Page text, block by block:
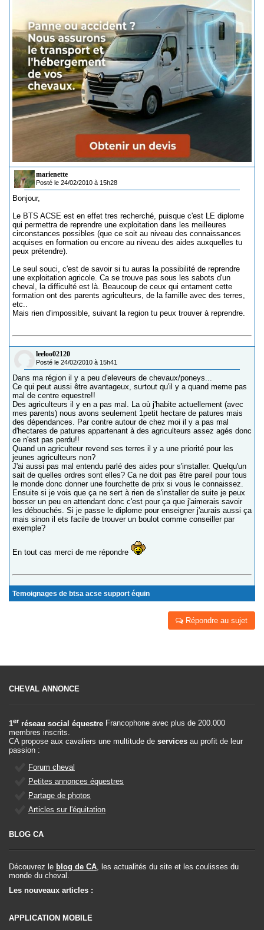
marienette
Posté le 24/02/2010 à 15h28
Bonjour,
Le BTS ACSE est en effet tres recherché, puisque c'est LE diplome
qui permettra de reprendre une exploitation dans les meilleures
circonstances possibles (que ce soit au niveau des connaissances
acquises en formation ou encore au niveau des aides auxquelles tu
peux prétendre).
Le seul souci, c'est de savoir si tu auras la possibilité de reprendre
une exploitation agricole. Ca se trouve pas sous les sabots d'un
cheval, la difficulté est là. Beaucoup de ceux qui entament cette
formation ont des parents agriculteurs, de la famille avec des terres,
etc..
Mais rien d'impossible, suivant la region tu peux trouver à reprendre.
leeloo02120
Posté le 24/02/2010 à 15h41
Dans ma région il y a peu d'eleveurs de chevaux/poneys...
Ce qui peut aussi être avantageux, surtout qu'il y a quand meme pas
mal de centre equestre!!
Des agriculteurs il y en a pas mal. La où j'habite actuellement (avec
mes parents) nous avons seulement 1petit hectare de patures mais
des dépendances. Par contre autour de chez moi il y a pas mal
d'hectares de patures appartenant à des agriculteurs assez agés donc
ce n'est pas perdu!!
Quand un agriculteur revend ses terres il y a une priorité pour les
jeunes agriculteurs non?
J'ai aussi pas mal entendu parlé des aides pour s'installer. Quelqu'un
sait de quelles ordres sont elles? Ca ne doit pas être pareil pour tous
le monde donc donner une fourchette de prix si vous le connaissez.
Ensuite si je vois que ça ne sert à rien de s'installer de suite je peux
bosser un peu en attendant donc c'est pour ça que j'aimerais savoir
les débouchés. Si je passe le diplome pour enseigner j'aurais aussi ça
mais sinon il ets facile de trouver un boulot comme conseiller par
exemple?
En tout cas merci de me répondre
Temoignages de btsa acse support équin
Répondre au sujet
CHEVAL ANNONCE
1er réseau social équestre Francophone avec plus de 200.000
membres inscrits.
CA propose aux cavaliers une multitude de services au profit de leur
passion :
Forum cheval
Petites annonces équestres
Partage de photos
Articles sur l'équitation
BLOG CA
Découvrez le blog de CA , les actualités du site et les coulisses du
monde du cheval.
Les nouveaux articles :
APPLICATION MOBILE